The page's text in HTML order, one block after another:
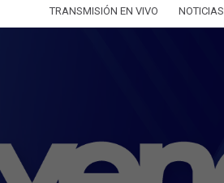
TRANSMISIÓN EN VIVO NOTICIAS